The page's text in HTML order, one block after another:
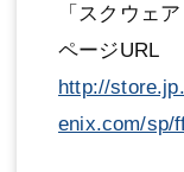
「スクウェ
ページURL
http://
enix.com/sp/